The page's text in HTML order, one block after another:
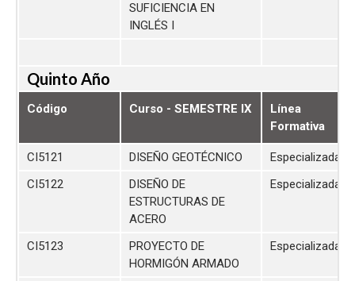
SUFICIENCIA EN
INGLÉS I
Quinto Año
Código Curso - SEMESTRE IX
Línea
Formativa
CI5121 DISEÑO GEOTÉCNICO
Especializada
CI5122
DISEÑO DE
ESTRUCTURAS DE
ACERO
Especializada
CI5123
PROYECTO DE
HORMIGÓN ARMADO
Especializada